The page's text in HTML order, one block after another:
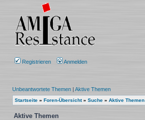
Registrieren Anmelden
Unbeantwortete Themen | Aktive Themen
Startseite » Foren-Übersicht» Suche » Aktive Themen
Aktive Themen